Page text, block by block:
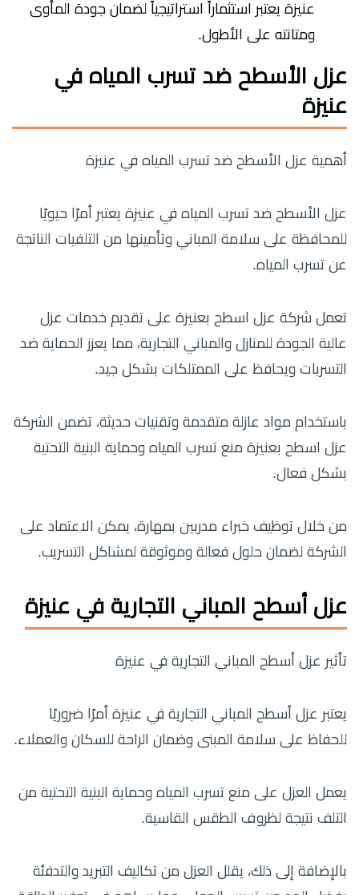
عنيزة يعتبر استثماراً استراتيجياً لضمان جودة المأوى
ومتانته على الأطول.
عزل الأسطح ضد تسرب المياه في
عنيزة
أهمية عزل الأسطح ضد تسرب المياه في عنيزة
عزل الأسطح ضد تسرب المياه في عنيزة يعتبر أمرًا حيويًا
للمحافظة على سلامة المباني وتأمينها من التلفيات الناتجة
عن تسرب المياه.
تعمل شركة عزل اسطح بعنيزة على تقديم خدمات عزل
عالية الجودة للمنازل والمباني التجارية، مما يعزز الحماية ضد
التسربات ويحافظ على الممتلكات بشكل جيد.
باستخدام مواد عازلة متقدمة وتقنيات حديثة، تضمن الشركة
عزل اسطح بعنيزة منع تسرب المياه وحماية البنية التحتية
بشكل فعال.
من خلال توظيف خبراء مدربين بمهارة، يمكن الاعتماد على
الشركة لضمان حلول فعالة وموثوقة لمشاكل التسريب.
عزل أسطح المباني التجارية في عنيزة
تأثير عزل أسطح المباني التجارية في عنيزة
يعتبر عزل أسطح المباني التجارية في عنيزة أمرًا ضروريًا
للحفاظ على سلامة المبنى وضمان الراحة للسكان والعملاء.
يعمل العزل على منع تسرب المياه وحماية البنية التحتية من
التلف نتيجة لظروف الطقس القاسية.
بالإضافة إلى ذلك، يقلل العزل من تكاليف التبريد والتدفئة